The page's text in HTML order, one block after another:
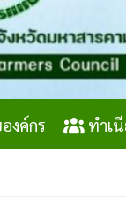
งค์กร ทำเ